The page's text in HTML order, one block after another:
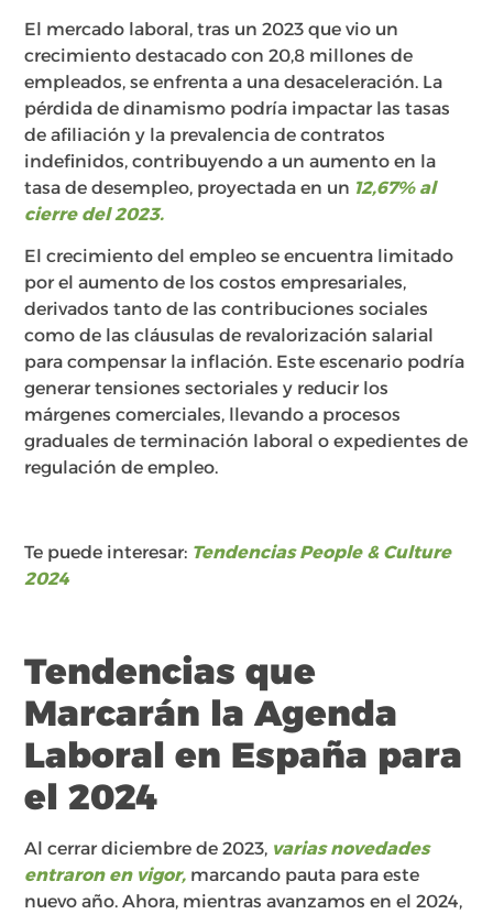
El mercado laboral, tras un 2023 que vio un
crecimiento destacado con 20,8 millones de
empleados, se enfrenta a una desaceleración. La
pérdida de dinamismo podría impactar las tasas
de afiliación y la prevalencia de contratos
indefinidos, contribuyendo a un aumento en la
tasa de desempleo, proyectada en un 12,67% al
cierre del 2023.
El crecimiento del empleo se encuentra limitado
por el aumento de los costos empresariales,
derivados tanto de las contribuciones sociales
como de las cláusulas de revalorización salarial
para compensar la inflación. Este escenario podría
generar tensiones sectoriales y reducir los
márgenes comerciales, llevando a procesos
graduales de terminación laboral o expedientes de
regulación de empleo.
Te puede interesar: Tendencias People & Culture
2024
Tendencias que
Marcarán la Agenda
Laboral en España para
el 2024
Al cerrar diciembre de 2023, varias novedades
entraron en vigor, marcando pauta para este
nuevo año. Ahora, mientras avanzamos en el 2024,